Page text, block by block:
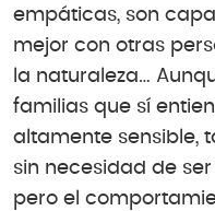
empáticas, son
mejor con otras
la naturaleza…
familias que sí
altamente sensible,
sin necesidad de
pero el